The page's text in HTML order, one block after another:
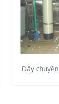
Dây